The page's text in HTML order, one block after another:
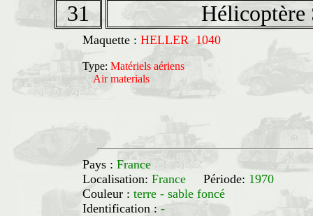
31 Hélicoptère
Maquette : HELLER 1040
Type: Matériels aériens
Air materials
Pays : France
Localisation: France Période: 1970
Couleur : terre - sable foncé
Identification : -